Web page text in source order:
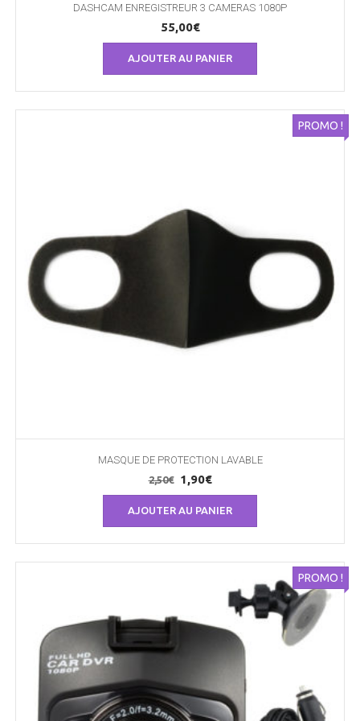
DASHCAM ENREGISTREUR 3 CAMERAS 1080P
55,00€
AJOUTER AU PANIER
PROMO !
MASQUE DE PROTECTION LAVABLE
2,50€
Le
prix
initial
était :
1,90€Le
prix
actuel
est :
AJOUTER AU PANIER
PROMO !